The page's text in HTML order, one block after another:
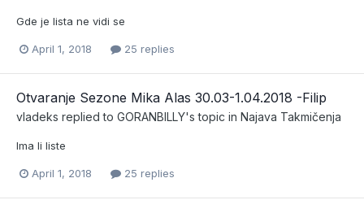
Gde je lista ne vidi se
April 1, 2018 25 replies
Otvaranje Sezone Mika Alas 30.03-1.04.2018 -Filip
vladeks replied to GORANBILLY's topic in Najava Takmičenja
Ima li liste
April 1, 2018 25 replies